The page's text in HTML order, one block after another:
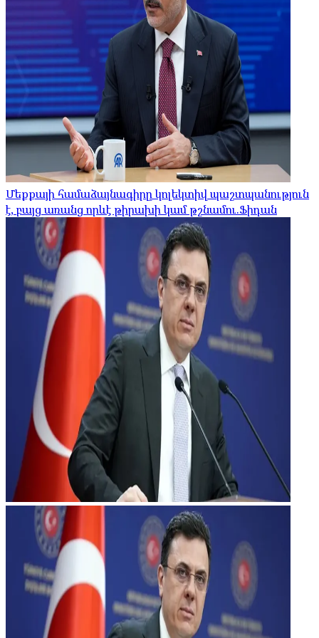
Մեքքայի համաձայնագիրը կոլեկտիվ պաշտպանություն
է, բայց առանց որևէ թիրախի կամ թշնամու.Ֆիդան